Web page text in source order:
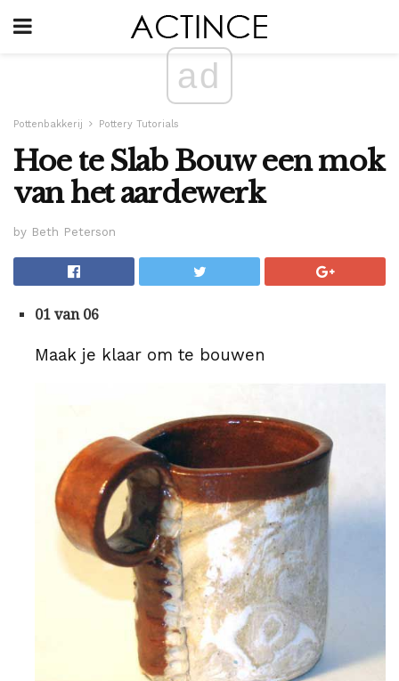
ad
Pottenbakkerij Pottery Tutorials
Hoe te Slab Bouw een mok
van het aardewerk
by Beth Peterson
01 van 06
Maak je klaar om te bouwen